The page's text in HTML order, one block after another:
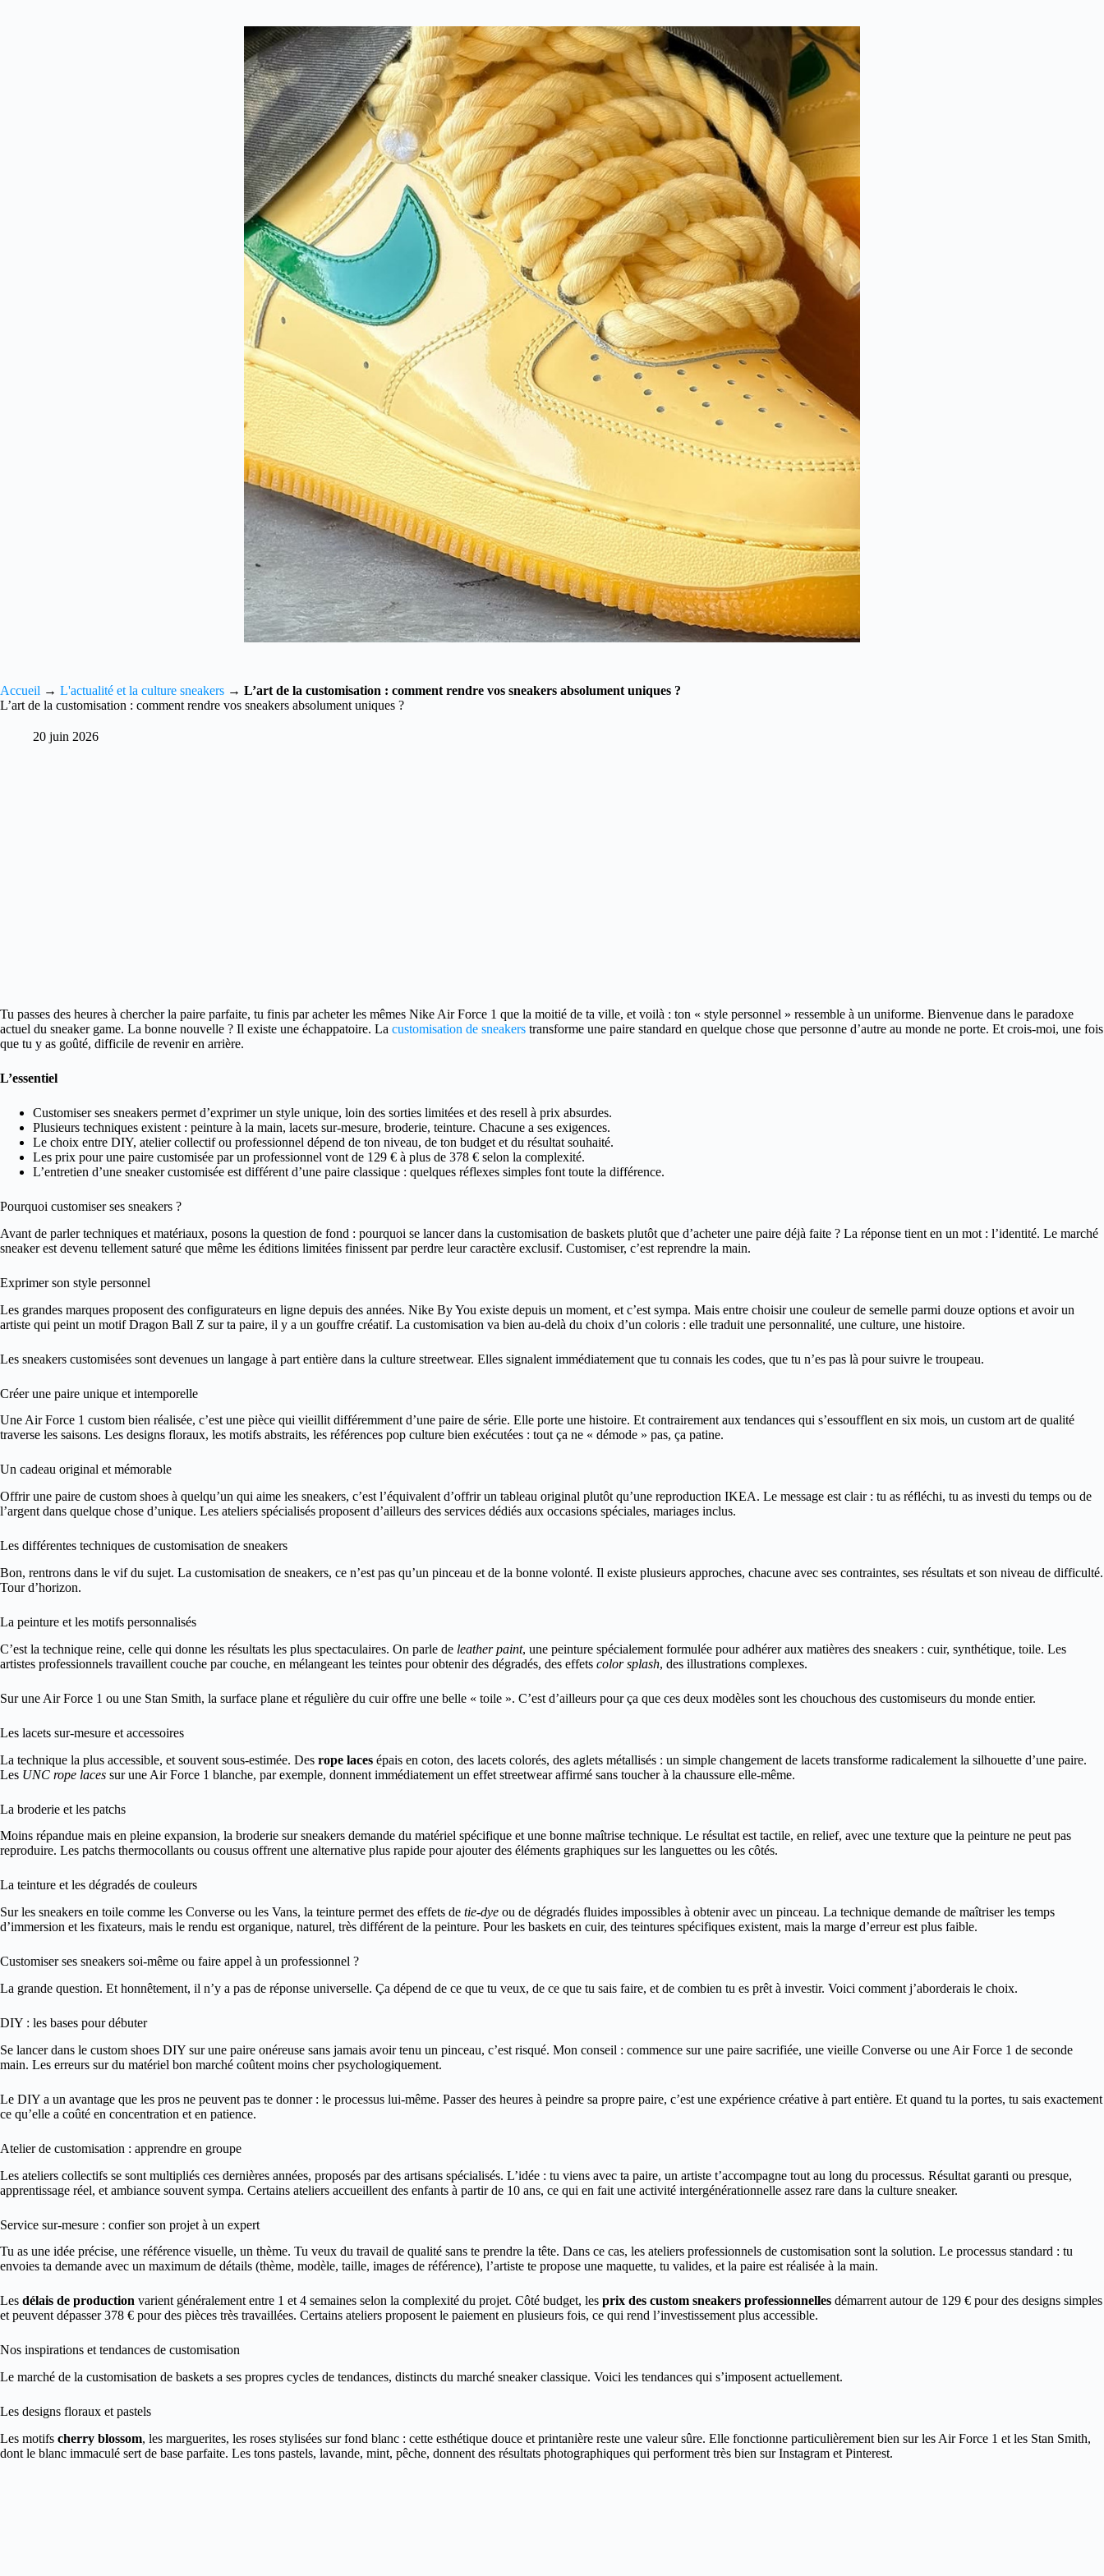
Accueil → L'actualité et la culture sneakers → L’art de la customisation : comment rendre vos sneakers absolument uniques ?
L’art de la customisation : comment rendre vos sneakers absolument uniques ?
20 juin 2026
Tu passes des heures à chercher la paire parfaite, tu finis par acheter les mêmes Nike Air Force 1 que la moitié de ta ville, et voilà : ton « style personnel » ressemble à un uniforme. Bienvenue dans le paradoxe
actuel du sneaker game. La bonne nouvelle ? Il existe une échappatoire. La customisation de sneakers transforme une paire standard en quelque chose que personne d’autre au monde ne porte. Et crois-moi, une fois
que tu y as goûté, difficile de revenir en arrière.
L’essentiel
Customiser ses sneakers permet d’exprimer un style unique, loin des sorties limitées et des resell à prix absurdes.
Plusieurs techniques existent : peinture à la main, lacets sur-mesure, broderie, teinture. Chacune a ses exigences.
Le choix entre DIY, atelier collectif ou professionnel dépend de ton niveau, de ton budget et du résultat souhaité.
Les prix pour une paire customisée par un professionnel vont de 129 € à plus de 378 € selon la complexité.
L’entretien d’une sneaker customisée est différent d’une paire classique : quelques réflexes simples font toute la différence.
Pourquoi customiser ses sneakers ?
Avant de parler techniques et matériaux, posons la question de fond : pourquoi se lancer dans la customisation de baskets plutôt que d’acheter une paire déjà faite ? La réponse tient en un mot : l’identité. Le marché
sneaker est devenu tellement saturé que même les éditions limitées finissent par perdre leur caractère exclusif. Customiser, c’est reprendre la main.
Exprimer son style personnel
Les grandes marques proposent des configurateurs en ligne depuis des années. Nike By You existe depuis un moment, et c’est sympa. Mais entre choisir une couleur de semelle parmi douze options et avoir un
artiste qui peint un motif Dragon Ball Z sur ta paire, il y a un gouffre créatif. La customisation va bien au-delà du choix d’un coloris : elle traduit une personnalité, une culture, une histoire.
Les sneakers customisées sont devenues un langage à part entière dans la culture streetwear. Elles signalent immédiatement que tu connais les codes, que tu n’es pas là pour suivre le troupeau.
Créer une paire unique et intemporelle
Une Air Force 1 custom bien réalisée, c’est une pièce qui vieillit différemment d’une paire de série. Elle porte une histoire. Et contrairement aux tendances qui s’essoufflent en six mois, un custom art de qualité
traverse les saisons. Les designs floraux, les motifs abstraits, les références pop culture bien exécutées : tout ça ne « démode » pas, ça patine.
Un cadeau original et mémorable
Offrir une paire de custom shoes à quelqu’un qui aime les sneakers, c’est l’équivalent d’offrir un tableau original plutôt qu’une reproduction IKEA. Le message est clair : tu as réfléchi, tu as investi du temps ou de
l’argent dans quelque chose d’unique. Les ateliers spécialisés proposent d’ailleurs des services dédiés aux occasions spéciales, mariages inclus.
Les différentes techniques de customisation de sneakers
Bon, rentrons dans le vif du sujet. La customisation de sneakers, ce n’est pas qu’un pinceau et de la bonne volonté. Il existe plusieurs approches, chacune avec ses contraintes, ses résultats et son niveau de difficulté.
Tour d’horizon.
La peinture et les motifs personnalisés
C’est la technique reine, celle qui donne les résultats les plus spectaculaires. On parle de leather paint, une peinture spécialement formulée pour adhérer aux matières des sneakers : cuir, synthétique, toile. Les
artistes professionnels travaillent couche par couche, en mélangeant les teintes pour obtenir des dégradés, des effets color splash, des illustrations complexes.
Sur une Air Force 1 ou une Stan Smith, la surface plane et régulière du cuir offre une belle « toile ». C’est d’ailleurs pour ça que ces deux modèles sont les chouchous des customiseurs du monde entier.
Les lacets sur-mesure et accessoires
La technique la plus accessible, et souvent sous-estimée. Des rope laces épais en coton, des lacets colorés, des aglets métallisés : un simple changement de lacets transforme radicalement la silhouette d’une paire.
Les UNC rope laces sur une Air Force 1 blanche, par exemple, donnent immédiatement un effet streetwear affirmé sans toucher à la chaussure elle-même.
La broderie et les patchs
Moins répandue mais en pleine expansion, la broderie sur sneakers demande du matériel spécifique et une bonne maîtrise technique. Le résultat est tactile, en relief, avec une texture que la peinture ne peut pas
reproduire. Les patchs thermocollants ou cousus offrent une alternative plus rapide pour ajouter des éléments graphiques sur les languettes ou les côtés.
La teinture et les dégradés de couleurs
Sur les sneakers en toile comme les Converse ou les Vans, la teinture permet des effets de tie-dye ou de dégradés fluides impossibles à obtenir avec un pinceau. La technique demande de maîtriser les temps
d’immersion et les fixateurs, mais le rendu est organique, naturel, très différent de la peinture. Pour les baskets en cuir, des teintures spécifiques existent, mais la marge d’erreur est plus faible.
Customiser ses sneakers soi-même ou faire appel à un professionnel ?
La grande question. Et honnêtement, il n’y a pas de réponse universelle. Ça dépend de ce que tu veux, de ce que tu sais faire, et de combien tu es prêt à investir. Voici comment j’aborderais le choix.
DIY : les bases pour débuter
Se lancer dans le custom shoes DIY sur une paire onéreuse sans jamais avoir tenu un pinceau, c’est risqué. Mon conseil : commence sur une paire sacrifiée, une vieille Converse ou une Air Force 1 de seconde
main. Les erreurs sur du matériel bon marché coûtent moins cher psychologiquement.
Le DIY a un avantage que les pros ne peuvent pas te donner : le processus lui-même. Passer des heures à peindre sa propre paire, c’est une expérience créative à part entière. Et quand tu la portes, tu sais exactement
ce qu’elle a coûté en concentration et en patience.
Atelier de customisation : apprendre en groupe
Les ateliers collectifs se sont multipliés ces dernières années, proposés par des artisans spécialisés. L’idée : tu viens avec ta paire, un artiste t’accompagne tout au long du processus. Résultat garanti ou presque,
apprentissage réel, et ambiance souvent sympa. Certains ateliers accueillent des enfants à partir de 10 ans, ce qui en fait une activité intergénérationnelle assez rare dans la culture sneaker.
Service sur-mesure : confier son projet à un expert
Tu as une idée précise, une référence visuelle, un thème. Tu veux du travail de qualité sans te prendre la tête. Dans ce cas, les ateliers professionnels de customisation sont la solution. Le processus standard : tu
envoies ta demande avec un maximum de détails (thème, modèle, taille, images de référence), l’artiste te propose une maquette, tu valides, et la paire est réalisée à la main.
Les délais de production varient généralement entre 1 et 4 semaines selon la complexité du projet. Côté budget, les prix des custom sneakers professionnelles démarrent autour de 129 € pour des designs simples
et peuvent dépasser 378 € pour des pièces très travaillées. Certains ateliers proposent le paiement en plusieurs fois, ce qui rend l’investissement plus accessible.
Nos inspirations et tendances de customisation
Le marché de la customisation de baskets a ses propres cycles de tendances, distincts du marché sneaker classique. Voici les tendances qui s’imposent actuellement.
Les designs floraux et pastels
Les motifs cherry blossom, les marguerites, les roses stylisées sur fond blanc : cette esthétique douce et printanière reste une valeur sûre. Elle fonctionne particulièrement bien sur les Air Force 1 et les Stan Smith,
dont le blanc immaculé sert de base parfaite. Les tons pastels, lavande, mint, pêche, donnent des résultats photographiques qui performent très bien sur Instagram et Pinterest.